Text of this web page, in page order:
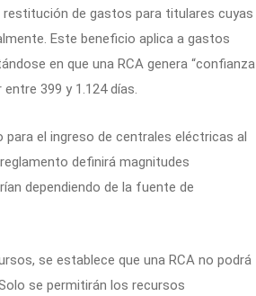
restitución de gastos para titulares cuyas
Este beneficio aplica a gastos
en que una RCA genera “confianza
399 y 1.124 días.
el ingreso de centrales eléctricas al
definirá magnitudes
dependiendo de la fuente de
se establece que una RCA no podrá
se permitirán los recursos